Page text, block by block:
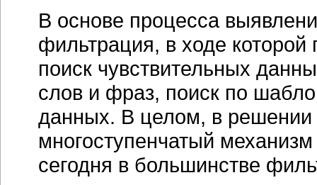
В основе процесса
фильтрация, в ходе которой
поиск чувствительных
слов и фраз, поиск по
данных. В целом, в решении
многоступенчатый
сегодня в большинстве